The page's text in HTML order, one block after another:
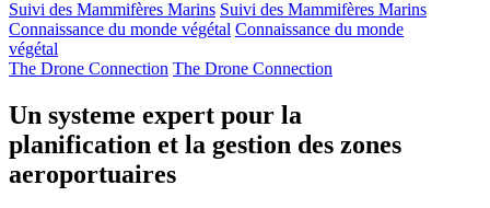
Suivi des Mammifères Marins Suivi des Mammifères Marins
Connaissance du monde végétal Connaissance du monde
végétal
The Drone Connection The Drone Connection
Un systeme expert pour la
planification et la gestion des zones
aeroportuaires